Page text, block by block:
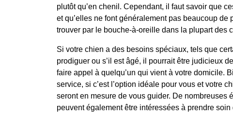
plutôt qu’en chenil. Cependant, il faut savoir que
et qu’elles ne font généralement pas beaucoup
trouver par le bouche-à-oreille dans la plupart des
Si votre chien a des besoins spéciaux, tels que
prodiguer ou s’il est âgé, il pourrait être judicieux
faire appel à quelqu’un qui vient à votre domicile.
service, si c’est l’option idéale pour vous et votre
seront en mesure de vous guider. De nombreuses
peuvent également être intéressées à prendre